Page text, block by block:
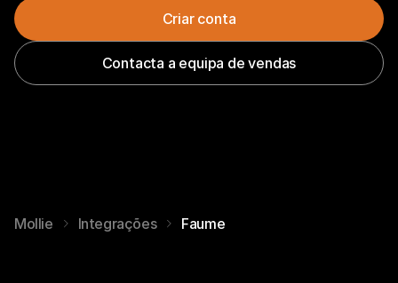
Criar conta
Contacta a equipa de vendas
Mollie Integrações Faume